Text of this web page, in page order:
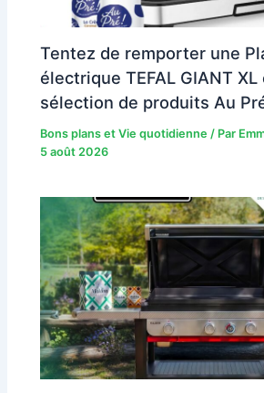
Tentez de remporter une
électrique TEFAL GIANT XL
sélection de produits Au
Bons plans et Vie quotidienne / Par
5 août 2026